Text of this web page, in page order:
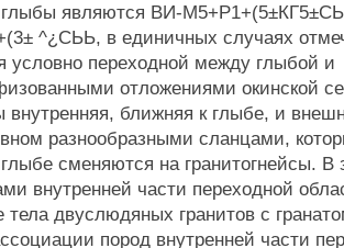
являются ВИ-
^¿СЬЬ, в единичных случаях
условно переходной между глыбой и
отложениями окинской
ближняя к глыбе, и
разнообразными сланцами,
сменяются на гранитогнейсы. В
внутренней части переходной
двуслюдяных гранитов с
пород внутренней части